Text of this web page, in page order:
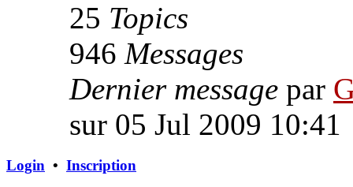
25 Topics
946 Messages
Dernier message par
sur 05 Jul 2009 10:41
Login • Inscription